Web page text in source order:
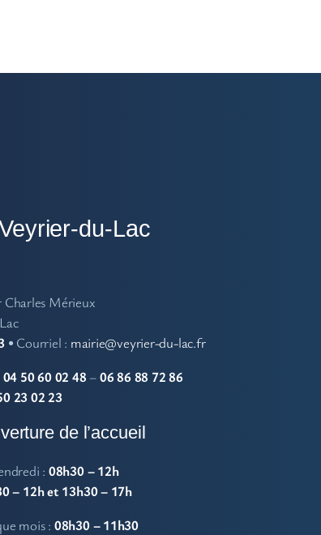
du-Lac
Mérieux
• Courriel : mairie@veyrier-du-lac.fr
04 50 60 02 48 –06 86 88 72 86
23 02 23
de l’accueil
: 08h30 – 12h
– 12h et 13h30 – 17h
mois : 08h30 – 11h30